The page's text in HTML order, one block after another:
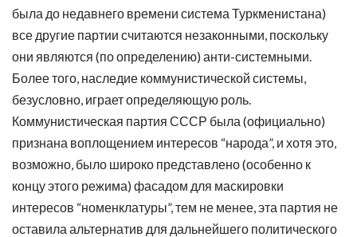
была до недавнего времени система Туркменистана)
все другие партии считаются незаконными, поскольку
они являются (по определению) анти-системными.
Более того, наследие коммунистической системы,
безусловно, играет определяющую роль.
Коммунистическая партия СССР была (официально)
признана воплощением интересов “народа”, и хотя это,
возможно, было широко представлено (особенно к
концу этого режима) фасадом для маскировки
интересов “номенклатуры”, тем не менее, эта партия не
оставила альтернатив для дальнейшего политического